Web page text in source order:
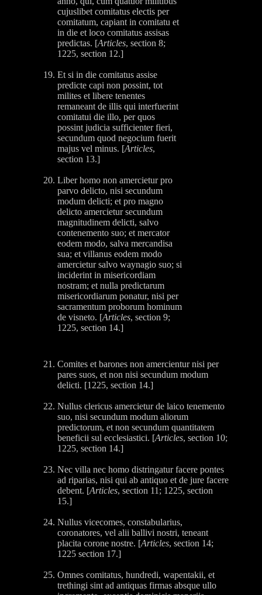
cujuslibet comitatus electis per
comitatum, capiant in comitatu et
in die et loco comitatus assisas
predictas. [Articles, section 8;
1225, section 12.]
Et si in die comitatus assise
predicte capi non possint, tot
milites et libere tenentes
remaneant de illis qui interfuerint
comitatui die illo, per quos
possint judicia sufficienter fieri,
secundum quod negocium fuerit
majus vel minus. [Articles,
section 13.]
Liber homo non amercietur pro
parvo delicto, nisi secundum
modum delicti; et pro magno
delicto amercietur secundum
magnitudinem delicti, salvo
contenemento suo; et mercator
eodem modo, salva mercandisa
sua; et villanus eodem modo
amercietur salvo waynagio suo; si
inciderint in misericordiam
nostram; et nulla predictarum
misericordiarum ponatur, nisi per
sacramentum proborum hominum
de visneto. [Articles, section 9;
1225, section 14.]
Comites et barones non amercientur nisi per
pares suos, et non nisi secundum modum
delicti. [1225, section 14.]
Nullus clericus amercietur de laico tenemento
suo, nisi secundum modum aliorum
predictorum, et non secundum quantitatem
beneficii sul ecclesiastici. [Articles, section 10;
1225, section 14.]
Nec villa nec homo distringatur facere pontes
ad riparias, nisi qui ab antiquo et de jure facere
debent. [Articles, section 11; 1225, section
15.]
Nullus vicecomes, constabularius,
coronatores, vel alii ballivi nostri, teneant
placita corone nostre. [Articles, section 14;
1225 section 17.]
Omnes comitatus, hundredi, wapentakii, et
trethingi sint ad antiquas firmas absque ullo